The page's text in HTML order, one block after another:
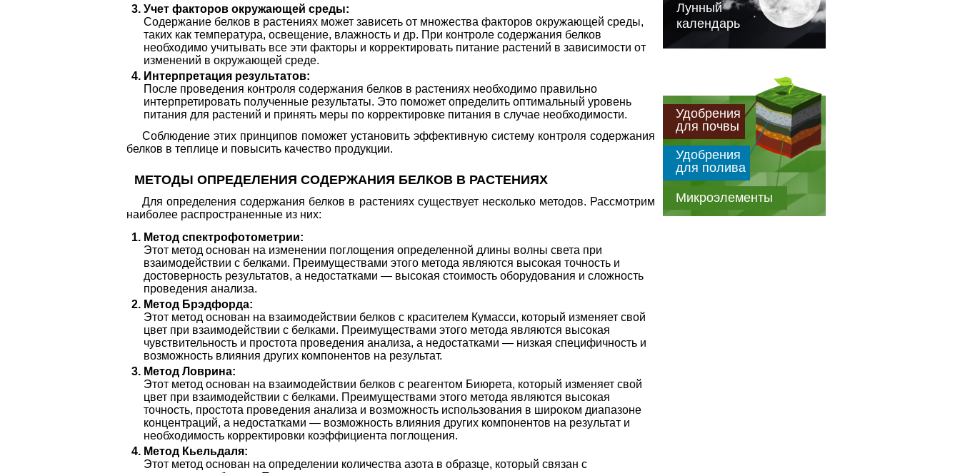
Учет факторов окружающей среды:
Содержание белков в растениях может зависеть от множества факторов окружающей среды,
таких как температура, освещение, влажность и др. При контроле содержания белков
необходимо учитывать все эти факторы и корректировать питание растений в зависимости от
изменений в окружающей среде.
Интерпретация результатов:
После проведения контроля содержания белков в растениях необходимо правильно
интерпретировать полученные результаты. Это поможет определить оптимальный уровень
питания для растений и принять меры по корректировке питания в случае необходимости.
Соблюдение этих принципов поможет установить эффективную систему контроля содержания
белков в теплице и повысить качество продукции.
МЕТОДЫ ОПРЕДЕЛЕНИЯ СОДЕРЖАНИЯ БЕЛКОВ В РАСТЕНИЯХ
Для определения содержания белков в растениях существует несколько методов. Рассмотрим
наиболее распространенные из них:
Метод спектрофотометрии:
Этот метод основан на изменении поглощения определенной длины волны света при
взаимодействии с белками. Преимуществами этого метода являются высокая точность и
достоверность результатов, а недостатками — высокая стоимость оборудования и сложность
проведения анализа.
Метод Брэдфорда:
Этот метод основан на взаимодействии белков с красителем Кумасси, который изменяет свой
цвет при взаимодействии с белками. Преимуществами этого метода являются высокая
чувствительность и простота проведения анализа, а недостатками — низкая специфичность и
возможность влияния других компонентов на результат.
Метод Ловрина:
Этот метод основан на взаимодействии белков с реагентом Биюрета, который изменяет свой
цвет при взаимодействии с белками. Преимуществами этого метода являются высокая
точность, простота проведения анализа и возможность использования в широком диапазоне
концентраций, а недостатками — возможность влияния других компонентов на результат и
необходимость корректировки коэффициента поглощения.
Метод Кьельдаля:
Этот метод основан на определении количества азота в образце, который связан с
Лунный
календарь
Удобрения
для почвы
Удобрения
для полива
Микроэлементы